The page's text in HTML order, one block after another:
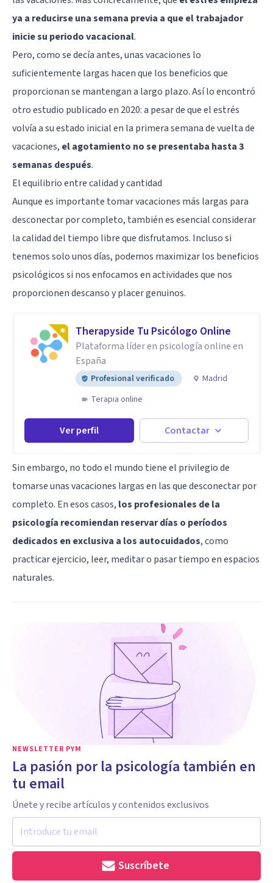
ya a reducirse una semana previa a que el trabajador
inicie su periodo vacacional.
Pero, como se decía antes, unas vacaciones lo
suficientemente largas hacen que los beneficios que
proporcionan se mantengan a largo plazo. Así lo encontró
otro estudio publicado en 2020: a pesar de que el estrés
volvía a su estado inicial en la primera semana de vuelta de
vacaciones, el agotamiento no se presentaba hasta 3
semanas después.
El equilibrio entre calidad y cantidad
Aunque es importante tomar vacaciones más largas para
desconectar por completo, también es esencial considerar
la calidad del tiempo libre que disfrutamos. Incluso si
tenemos solo unos días, podemos maximizar los beneficios
psicológicos si nos enfocamos en actividades que nos
proporcionen descanso y placer genuinos.
Therapyside Tu Psicólogo Online
Plataforma líder en psicología online en
España
Profesional verificado
Madrid
Terapia online
Ver perfil Contactar
Sin embargo, no todo el mundo tiene el privilegio de
tomarse unas vacaciones largas en las que desconectar por
completo. En esos casos, los profesionales de la
psicología recomiendan reservar días o períodos
dedicados en exclusiva a los autocuidados, como
practicar ejercicio, leer, meditar o pasar tiempo en espacios
naturales.
NEWSLETTER PYM
La pasión por la psicología también en
tu email
Únete y recibe artículos y contenidos exclusivos
Suscríbete